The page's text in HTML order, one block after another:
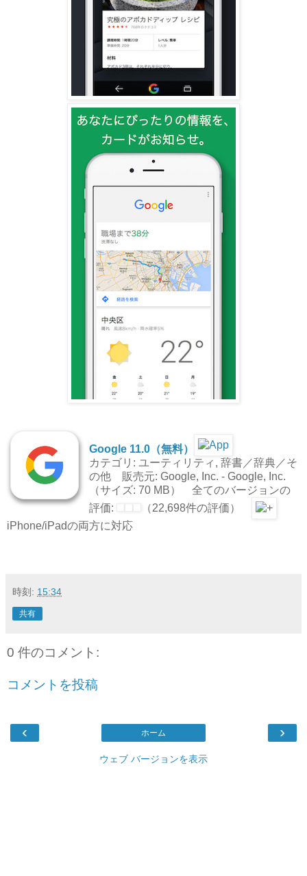
Google 11.0（無料）
カテゴリ: ユーティリティ, 辞書／辞典／そ
の他 販売元: Google, Inc. - Google, Inc.
（サイズ: 70 MB） 全てのバージョンの
評価:
（22,698件の評価）
iPhone/iPadの両方に対応
時刻: 15:34
共有
0 件のコメント:
コメントを投稿
‹ ›
ホーム
ウェブ バージョンを表示